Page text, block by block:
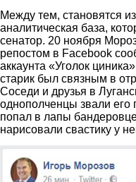
Между тем, становятся
аналитическая база,
сенатор. 20 ноября
репостом в Facebook
аккаунта «Уголок
старик был связным в
Соседи и друзья в
однополченцы звали
попал в лапы
нарисовали свастику у
3.jpg